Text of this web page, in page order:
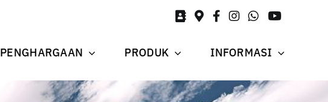
PENGHARGAAN PRODUK INFORMASI